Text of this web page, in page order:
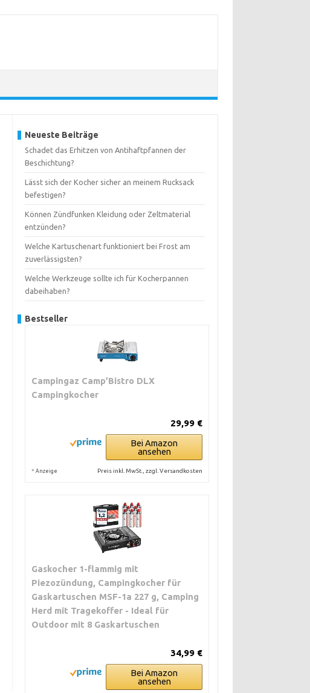
Neueste Beiträge
Schadet das Erhitzen von Antihaftpfannen der
Beschichtung?
Lässt sich der Kocher sicher an meinem Rucksack
befestigen?
Können Zündfunken Kleidung oder Zeltmaterial
entzünden?
Welche Kartuschenart funktioniert bei Frost am
zuverlässigsten?
Welche Werkzeuge sollte ich für Kocherpannen
dabeihaben?
Bestseller
Campingaz Camp’Bistro DLX
Campingkocher
29,99 €
Bei Amazon
ansehen
* Anzeige Preis inkl. MwSt., zzgl. Versandkosten
Gaskocher 1-flammig mit
Piezozündung, Campingkocher für
Gaskartuschen MSF-1a 227 g, Camping
Herd mit Tragekoffer - Ideal für
Outdoor mit 8 Gaskartuschen
34,99 €
Bei Amazon
ansehen